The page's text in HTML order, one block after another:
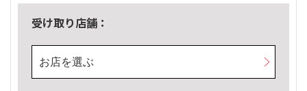
受け取り店舗：
お店を選ぶ